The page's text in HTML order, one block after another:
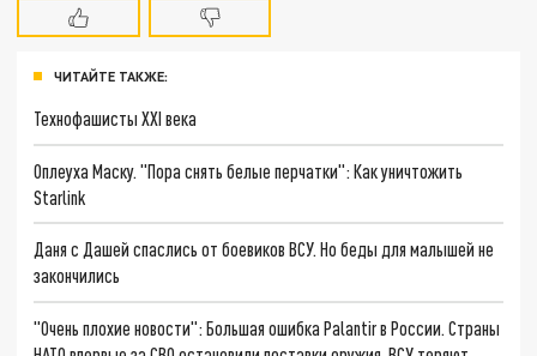
ЧИТАЙТЕ ТАКЖЕ:
Технофашисты XXI века
Оплеуха Маску. "Пора снять белые перчатки": Как уничтожить
Starlink
Даня с Дашей спаслись от боевиков ВСУ. Но беды для малышей не
закончились
"Очень плохие новости": Большая ошибка Palantir в России. Страны